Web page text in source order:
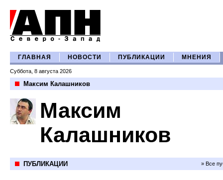
ГЛАВНАЯ НОВОСТИ ПУБЛИКАЦИИ МНЕНИЯ
Суббота, 8 августа 2026
Максим Калашников
Максим
Калашников
ПУБЛИКАЦИИ » Все